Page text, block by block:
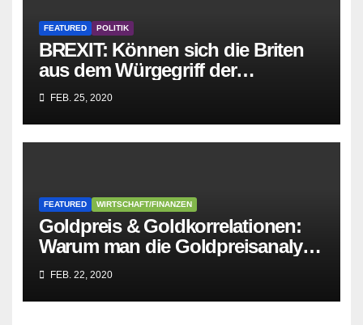
FEATURED POLITIK
BREXIT: Können sich die Briten
aus dem Würgegriff der
parasitären EU-Mafia befreien?
FEB. 25, 2020
FEATURED WIRTSCHAFT/FINANZEN
Goldpreis & Goldkorrelationen:
Warum man die Goldpreisanalyse
besser Profis überlässt!
FEB. 22, 2020